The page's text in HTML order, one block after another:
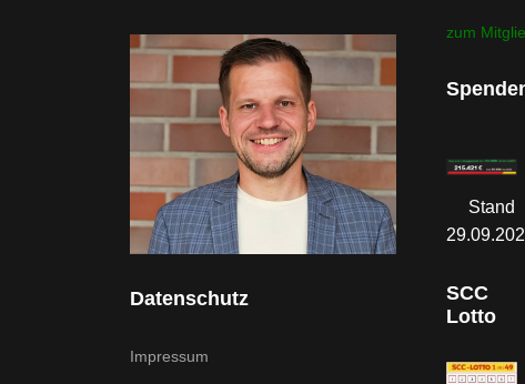
Datenschutz
Impressum
zum
Stand
SCC
Lotto